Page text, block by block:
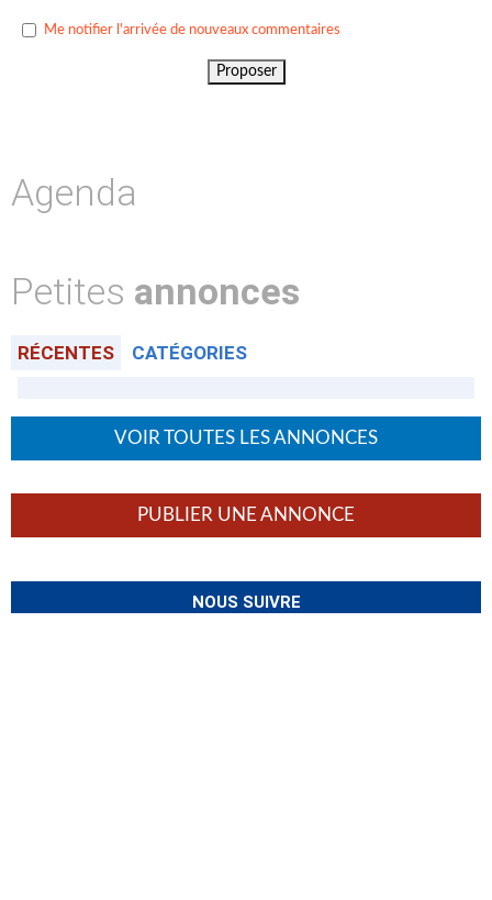
Me notifier l'arrivée de nouveaux commentaires
Agenda
Petites annonces
RÉCENTES CATÉGORIES
VOIR TOUTES LES ANNONCES
PUBLIER UNE ANNONCE
NOUS SUIVRE